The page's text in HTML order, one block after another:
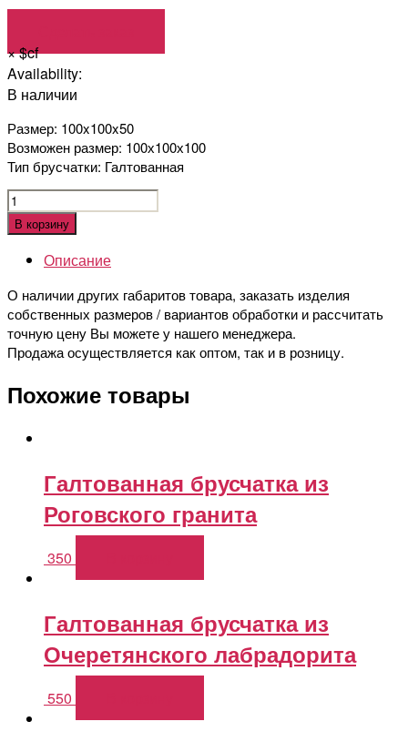
×$cf
Availability:
В наличии
Размер: 100x100x50
Возможен размер: 100х100х100
Тип брусчатки: Галтованная
Количество
Галтованная
брусчатка
лабрадорита
В корзину
Описание
О наличии других габаритов товара, заказать изделия
собственных размеров / вариантов обработки и рассчитать
точную цену Вы можете у нашего менеджера.
Продажа осуществляется как оптом, так и в розницу.
Похожие товары
Галтованная брусчатка из
Роговского гранита
350
Галтованная брусчатка из
Очеретянского лабрадорита
550